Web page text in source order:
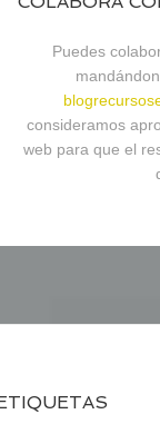
Puedes
consideramos
web para que el